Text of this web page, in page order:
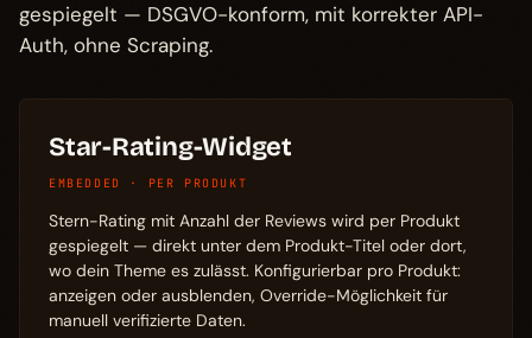
gespiegelt — DSGVO-konform, mit korrekter API-
Auth, ohne Scraping.
Star-Rating-Widget
EMBEDDED · PER PRODUKT
Stern-Rating mit Anzahl der Reviews wird per Produkt
gespiegelt — direkt unter dem Produkt-Titel oder dort,
wo dein Theme es zulässt. Konfigurierbar pro Produkt:
anzeigen oder ausblenden, Override-Möglichkeit für
manuell verifizierte Daten.